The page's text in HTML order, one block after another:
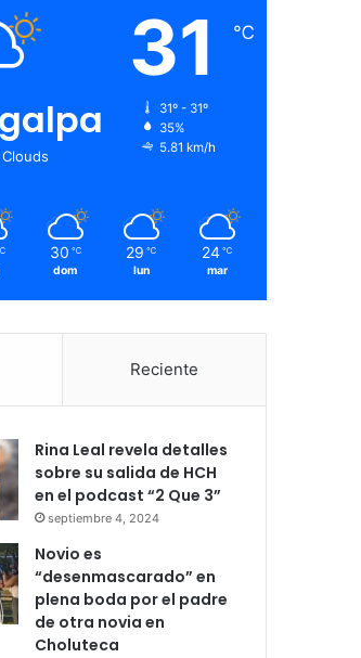
31 ℃
31º - 31º
35%
5.81 km/h
30 ℃
dom
29 ℃
lun
24 ℃
mar
Reciente
Rina Leal revela detalles
sobre su salida de HCH
en el podcast “2 Que 3”
septiembre 4, 2024
Novio es
“desenmascarado” en
plena boda por el padre
de otra novia en
Choluteca